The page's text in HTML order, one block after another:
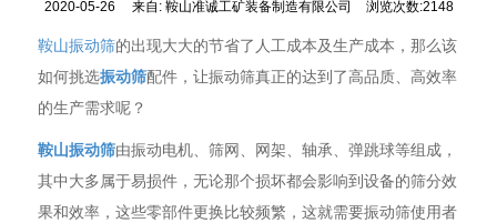
2020-05-26 来自: 鞍山准诚工矿装备制造有限公司 浏览次数:2148
鞍山振动筛的出现大大的节省了人工成本及生产成本，那么该
如何挑选振动筛配件，让振动筛真正的达到了高品质、高效率
的生产需求呢？
鞍山振动筛由振动电机、筛网、网架、轴承、弹跳球等组成，
其中大多属于易损件，无论那个损坏都会影响到设备的筛分效
果和效率，这些零部件更换比较频繁，这就需要振动筛使用者